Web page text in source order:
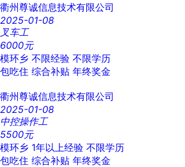
衢州尊诚信息技术有限公司
2025-01-08
叉车工
6000元
模环乡 不限经验 不限学历
包吃住 综合补贴 年终奖金
衢州尊诚信息技术有限公司
2025-01-08
中控操作工
5500元
模环乡 1年以上经验 不限学历
包吃住 综合补贴 年终奖金